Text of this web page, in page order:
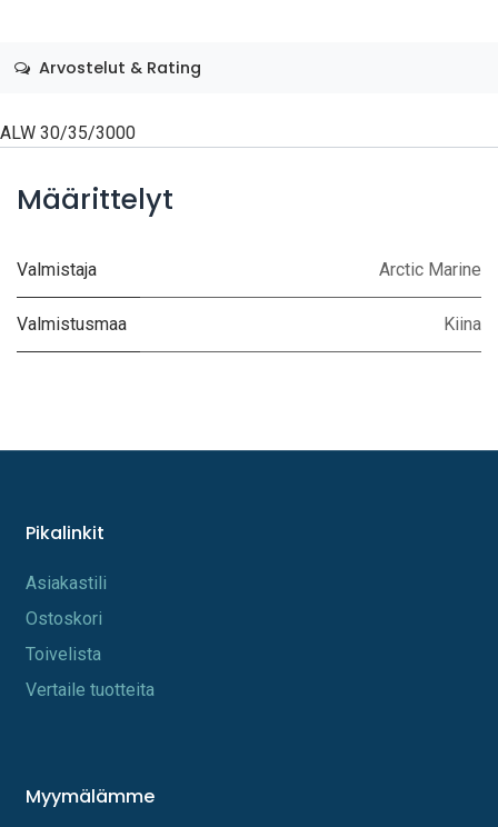
Arvostelut & Rating
ALW 30/35/3000
Määrittelyt
Valmistaja Arctic Marine
Valmistusmaa Kiina
Pikalinkit
A​s​iakastili
Os​toskori
Toi​velista
Vertaile tuotteita
Myymälämme